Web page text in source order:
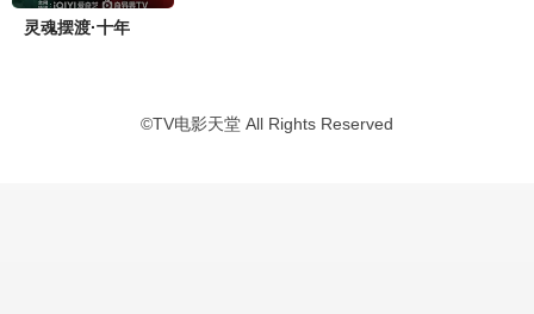
灵魂摆渡·十年
©TV电影天堂 All Rights Reserved